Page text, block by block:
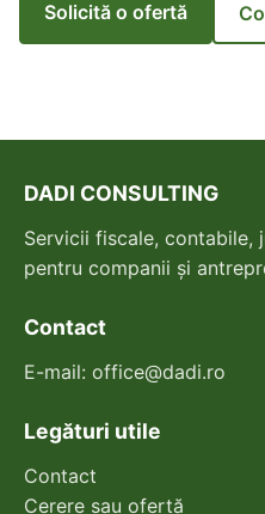
Solicită o ofertă
DADI CONSULTING
Servicii fiscale, contabile,
pentru companii și
Contact
E-mail: office@dadi.ro
Legături utile
Contact
Cerere sau ofertă